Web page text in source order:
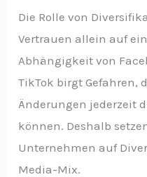
Die Rolle von
Vertrauen allein auf
Abhängigkeit von
TikTok birgt Gefahren,
Änderungen jederzeit
können. Deshalb
Unternehmen auf
Media-Mix.